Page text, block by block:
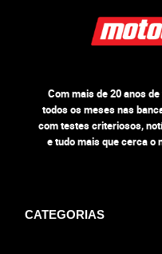
Com mais de 20 anos
todos os meses nas
com testes criteriosos,
e tudo mais que cerca o
CATEGORIAS